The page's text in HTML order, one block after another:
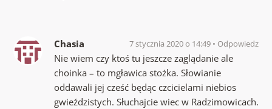
Chasia 7 stycznia 2020 o 14:49 Odpowiedz
Nie wiem czy ktoś tu jeszcze zaglądanie ale
choinka – to mgławica stożka. Słowianie
oddawali jej cześć będąc czcicielami niebios
gwieździstych. Słuchajcie wiec w Radzimowicach.